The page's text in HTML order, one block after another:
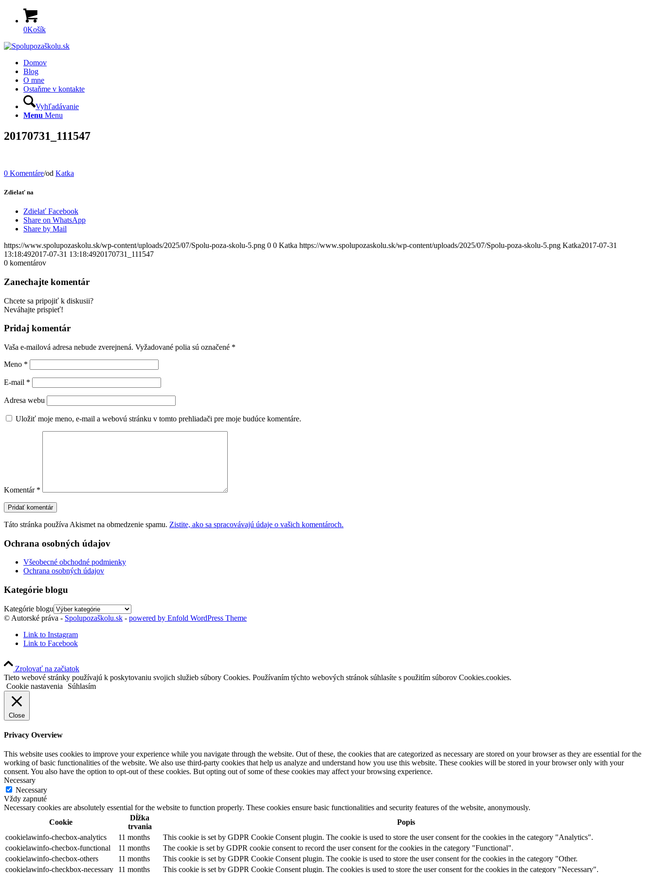
0Košík
Domov
Blog
O mne
Ostaňme v kontakte
Vyhľadávanie
Menu Menu
20170731_111547
0 Komentáre/od Katka
Zdielať na
Zdielať Facebook
Share on WhatsApp
Share by Mail
https://www.spolupozaskolu.sk/wp-content/uploads/2025/07/Spolu-poza-skolu-5.png 0 0 Katka https://www.spolupozaskolu.sk/wp-content/uploads/2025/07/Spolu-poza-skolu-5.png Katka2017-07-31
13:18:492017-07-31 13:18:4920170731_111547
0 komentárov
Zanechajte komentár
Chcete sa pripojiť k diskusii?
Neváhajte prispieť!
Pridaj komentár
Vaša e-mailová adresa nebude zverejnená. Vyžadované polia sú označené *
Meno *
E-mail *
Adresa webu
Uložiť moje meno, e-mail a webovú stránku v tomto prehliadači pre moje budúce komentáre.
Komentár *
Táto stránka používa Akismet na obmedzenie spamu. Zistite, ako sa spracovávajú údaje o vašich komentároch.
Ochrana osobných údajov
Všeobecné obchodné podmienky
Ochrana osobných údajov
Kategórie blogu
Kategórie blogu
© Autorské práva - Spolupozaškolu.sk - powered by Enfold WordPress Theme
Link to Instagram
Link to Facebook
Zrolovať na začiatok
Tieto webové stránky používajú k poskytovaniu svojich služieb súbory Cookies. Používaním týchto webových stránok súhlasíte s použitím súborov Cookies.cookies.
Cookie nastavenia
Súhlasím
Close
Privacy Overview
This website uses cookies to improve your experience while you navigate through the website. Out of these, the cookies that are categorized as necessary are stored on your browser as they are essential for the
working of basic functionalities of the website. We also use third-party cookies that help us analyze and understand how you use this website. These cookies will be stored in your browser only with your
consent. You also have the option to opt-out of these cookies. But opting out of some of these cookies may affect your browsing experience.
Necessary
Necessary
Vždy zapnuté
Necessary cookies are absolutely essential for the website to function properly. These cookies ensure basic functionalities and security features of the website, anonymously.
Cookie
Dĺžka
trvania
Popis
cookielawinfo-checbox-analytics
11 months
This cookie is set by GDPR Cookie Consent plugin. The cookie is used to store the user consent for the cookies in the category "Analytics".
cookielawinfo-checbox-functional
11 months
The cookie is set by GDPR cookie consent to record the user consent for the cookies in the category "Functional".
cookielawinfo-checbox-others
11 months
This cookie is set by GDPR Cookie Consent plugin. The cookie is used to store the user consent for the cookies in the category "Other.
cookielawinfo-checkbox-necessary
11 months This cookie is set by GDPR Cookie Consent plugin. The cookies is used to store the user consent for the cookies in the category "Necessary".